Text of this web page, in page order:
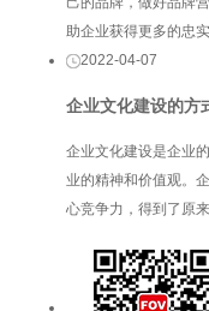
助企业获得更多的忠实
2022-04-07
企业文化建设的方
企业文化建设是企业
业的精神和价值观。
心竞争力，得到了原
服
品